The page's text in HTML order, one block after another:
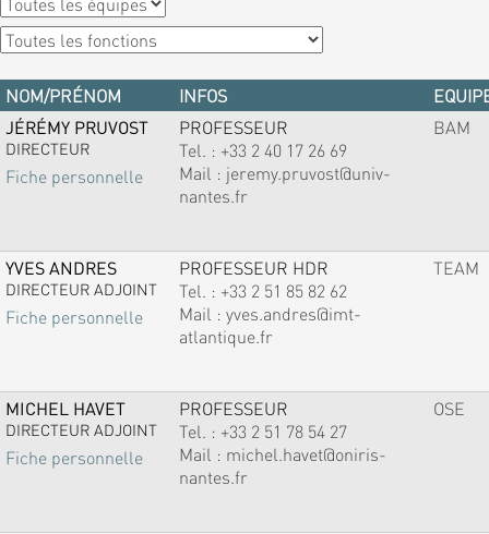
NOM/PRÉNOM INFOS
JÉRÉMY PRUVOST
DIRECTEUR
Fiche personnelle
PROFESSEUR
Tel. : +33 2 40 17 26 69
Mail : jeremy.pruvost@univ-
nantes.fr
BAM
YVES ANDRES
DIRECTEUR ADJOINT
Fiche personnelle
PROFESSEUR HDR
Tel. : +33 2 51 85 82 62
Mail : yves.andres@imt-
atlantique.fr
TEAM
MICHEL HAVET
DIRECTEUR ADJOINT
Fiche personnelle
PROFESSEUR
Tel. : +33 2 51 78 54 27
Mail : michel.havet@oniris-
nantes.fr
OSE